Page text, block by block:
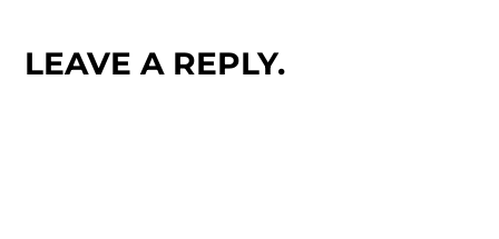
LEAVE A REPLY.